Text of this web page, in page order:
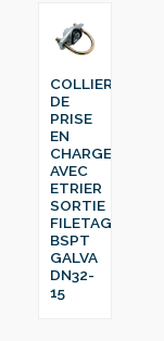
COLLIER
DE
PRISE
EN
CHARGE
AVEC
ETRIER
SORTIE
FILETAGE
BSPT
GALVA
DN32-
15